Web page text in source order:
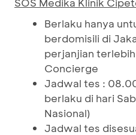
Berlaku hanya
berdomisili di
perjanjian
Concierge
Jadwal tes :
berlaku di hari
Nasional)
Jadwal tes